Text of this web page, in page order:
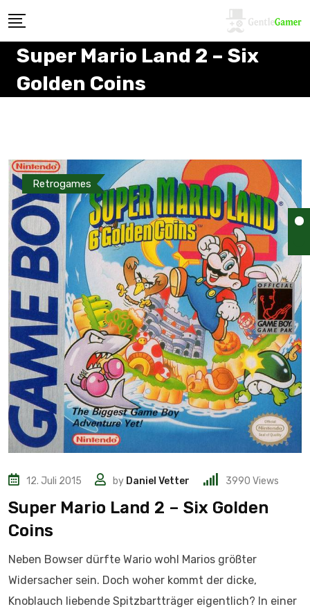
Super Mario Land 2 – Six
Golden Coins
Retrogames
12. Juli 2015 by Daniel Vetter 3990 Views
Super Mario Land 2 – Six Golden
Coins
Neben Bowser dürfte Wario wohl Marios größter
Widersacher sein. Doch woher kommt der dicke,
Knoblauch liebende Spitzbartträger eigentlich? In einer